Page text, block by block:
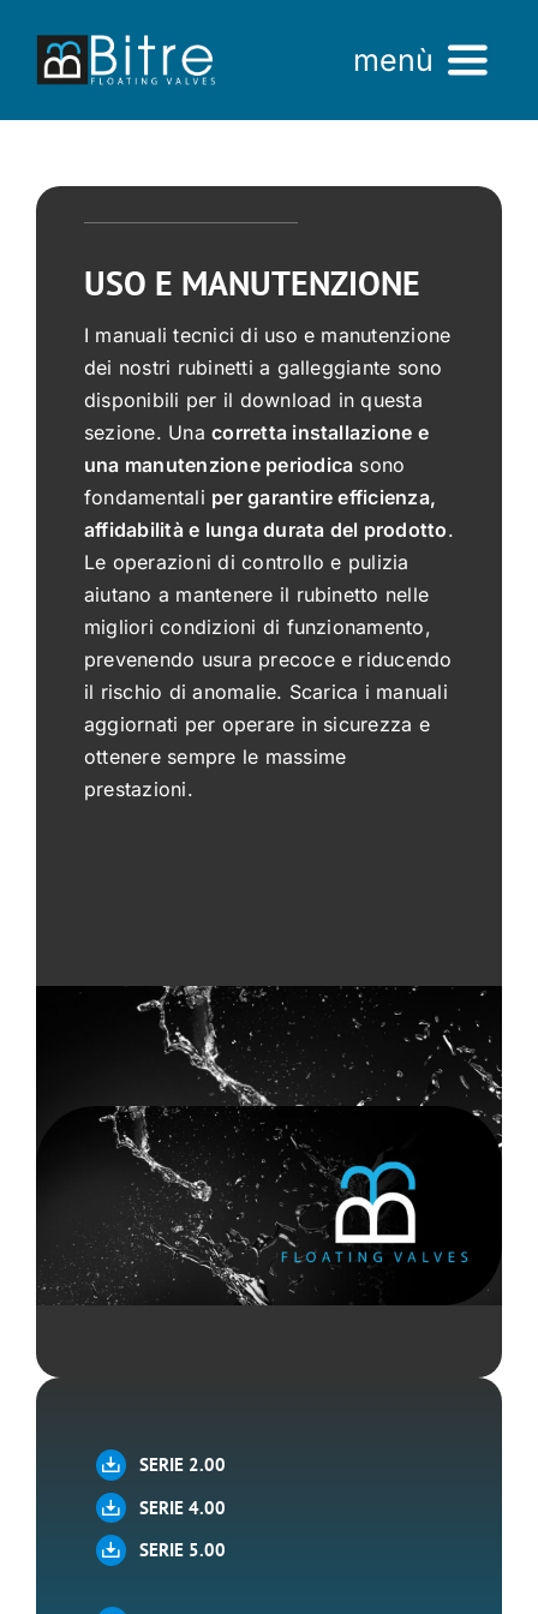
contenuto
menù
Azienda
Prodotti
AREA VENDITE
USO E MANUTENZIONE
I manuali tecnici di uso e manutenzione
dei nostri rubinetti a galleggiante sono
disponibili per il download in questa
sezione. Unacorretta installazione e
una manutenzione periodica sono
fondamentali per garantire efficienza,
affidabilità e lunga durata del prodotto.
Le operazioni di controllo e pulizia
aiutano a mantenere il rubinetto nelle
migliori condizioni di funzionamento,
prevenendo usura precoce e riducendo
il rischio di anomalie. Scarica i manuali
aggiornati per operare in sicurezza e
ottenere sempre le massime
prestazioni.
SERIE 2.00
SERIE 4.00
SERIE 5.00